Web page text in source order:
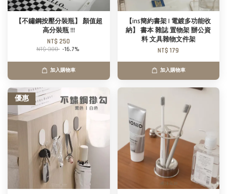
【不鏽鋼按壓分裝瓶】 顏值超
高分裝瓶 !!!
NT$ 250
NT$ 300 -16.7%
加入購物車
【ins簡約書架 | 電鍍多功能收
納】 書本 雜誌 置物架 辦公資
料 文具雜物文件架
NT$ 179
加入購物車
優惠